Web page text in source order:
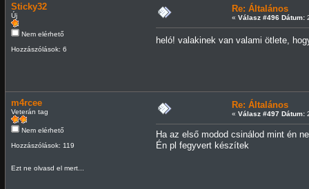
Sticky32
Új
Nem elérhető
Hozzászólások: 6
Re: Általános
« Válasz #496 Dátum:
heló! valakinek van valami ötlete,
m4rcee
Veterán tag
Nem elérhető
Hozzászólások: 119
Ezt ne olvasd el mert...
Re: Általános
« Válasz #497 Dátum:
Ha az első modod csinálod mint én
Én pl fegyvert készítek